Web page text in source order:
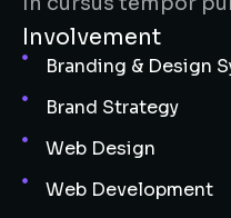
Involvement
Branding & Design
Brand Strategy
Web Design
Web Development